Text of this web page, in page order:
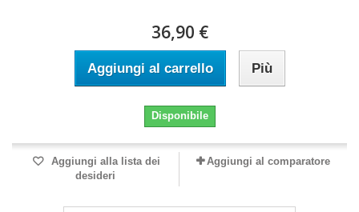
36,90 €
Aggiungi al carrello Più
Disponibile
Aggiungi alla lista dei
desideri
Aggiungi al comparatore